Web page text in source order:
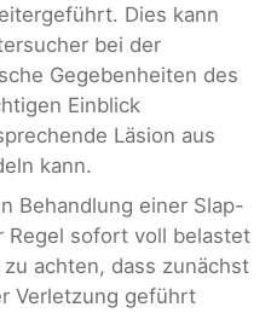
Dies kann
bei der
Gegebenheiten des
Einblick
Läsion aus
kann.
Behandlung einer Slap-
Regel sofort voll belastet
achten, dass zunächst
Verletzung geführt